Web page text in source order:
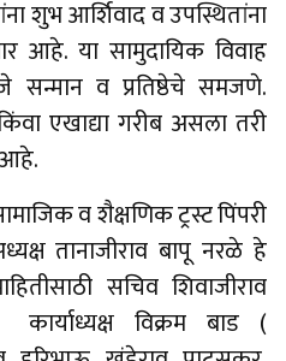
शुभ आर्शिवाद व उपस्थितांना
आहे. या सामुदायिक विवाह
सन्मान व प्रतिष्ठेचे समजणे.
एखाद्या गरीब असला तरी
आहे.
व शैक्षणिक ट्रस्ट पिंपरी
तानाजीराव बापू नरळे हे
सचिव शिवाजीराव
विक्रम बाड (